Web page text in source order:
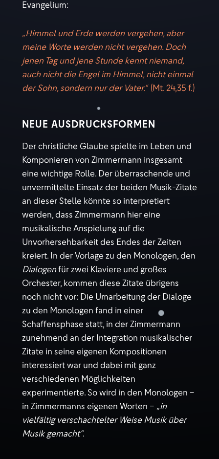
Evangelium:
„Himmel und Erde werden vergehen, aber
meine Worte werden nicht vergehen. Doch
jenen Tag und jene Stunde kennt niemand,
auch nicht die Engel im Himmel, nicht einmal
der Sohn, sondern nur der Vater.“(Mt. 24,35 f.)
NEUE AUSDRUCKSFORMEN
Der christliche Glaube spielte im Leben und
Komponieren von Zimmermann insgesamt
eine wichtige Rolle. Der überraschende und
unvermittelte Einsatz der beiden Musik-Zitate
an dieser Stelle könnte so interpretiert
werden, dass Zimmermann hier eine
musikalische Anspielung auf die
Unvorhersehbarkeit des Endes der Zeiten
kreiert. In der Vorlage zu den Monologen, den
Dialogenfür zwei Klaviere und großes
Orchester, kommen diese Zitate übrigens
noch nicht vor: Die Umarbeitung der Dialoge
zu den Monologen fand in einer
Schaffensphase statt, in der Zimmermann
zunehmend an der Integration musikalischer
Zitate in seine eigenen Kompositionen
interessiert war und dabei mit ganz
verschiedenen Möglichkeiten
experimentierte. So wird in den Monologen –
in Zimmermanns eigenen Worten – „in
vielfältig verschachtelter Weise Musik über
Musik gemacht“.